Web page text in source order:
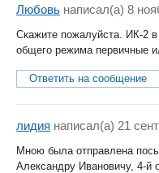
Любовь написал(a) 8
Скажите пожалуйста. ИК-2 в
общего режима первичные
Ответить на сообщение
лидия написал(a) 21
Мною была отправлена
Александру Ивановичу, 4-й